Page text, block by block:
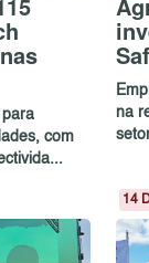
com
na
14